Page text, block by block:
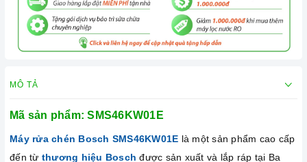
MÔ TẢ
Mã sản phẩm:SMS46KW01E
Máy rửa chén Bosch SMS46KW01E là một sản phẩm cao cấp
đến từ thương hiệu Bosch được sản xuất và lắp ráp tại Ba